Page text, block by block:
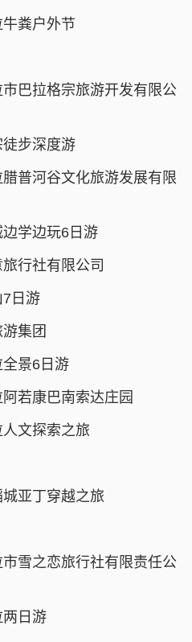
粪户外节
巴拉格宗旅游开发有限公
步深度游
普河谷文化旅游发展有限
学边玩6日游
行社有限公司
日游
集团
景6日游
若康巴南索达庄园
文探索之旅
亚丁穿越之旅
雪之恋旅行社有限责任公
日游